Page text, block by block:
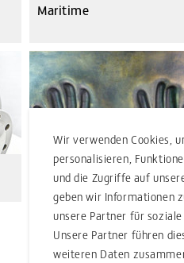
Maritime
Arts
Wir verwenden Cookies,
personalisieren,
und die Zugriffe auf
geben wir Informationen
unsere Partner für
Unsere Partner führen
weiteren Daten